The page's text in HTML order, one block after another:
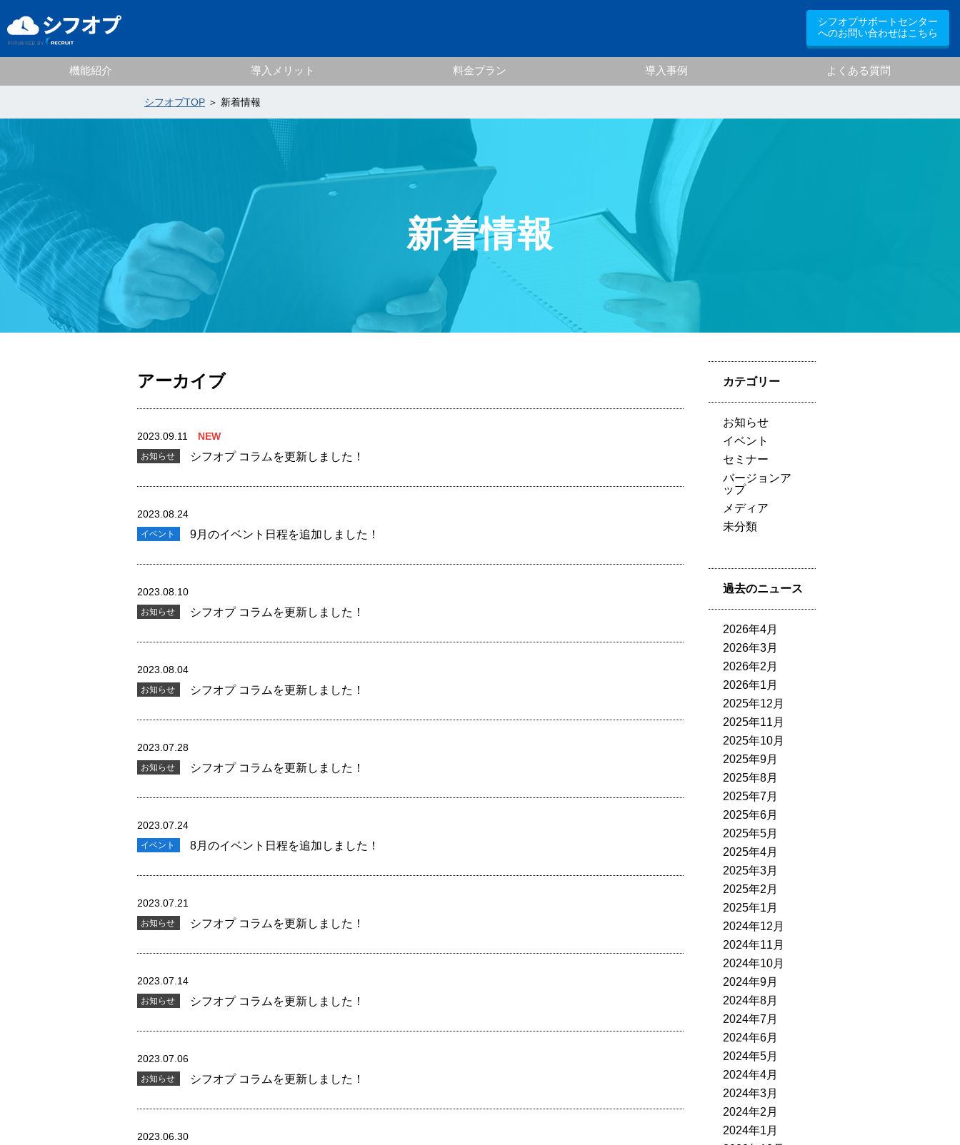
機能紹介 導入メリット 料金プラン 導入事例 よくある質問
シフオプサポートセンター
へのお問い合わせはこちら
シフオプTOP ＞ 新着情報
新着情報
アーカイブ
2023.09.11 NEW
お知らせ シフオプ コラムを更新しました！
2023.08.24
イベント 9月のイベント日程を追加しました！
2023.08.10
お知らせ シフオプ コラムを更新しました！
2023.08.04
お知らせ シフオプ コラムを更新しました！
2023.07.28
お知らせ シフオプ コラムを更新しました！
2023.07.24
イベント 8月のイベント日程を追加しました！
2023.07.21
お知らせ シフオプ コラムを更新しました！
2023.07.14
お知らせ シフオプ コラムを更新しました！
2023.07.06
お知らせ シフオプ コラムを更新しました！
2023.06.30
カテゴリー
お知らせ
イベント
セミナー
バージョンア
ップ
メディア
未分類
過去のニュース
2026年4月
2026年3月
2026年2月
2026年1月
2025年12月
2025年11月
2025年10月
2025年9月
2025年8月
2025年7月
2025年6月
2025年5月
2025年4月
2025年3月
2025年2月
2025年1月
2024年12月
2024年11月
2024年10月
2024年9月
2024年8月
2024年7月
2024年6月
2024年5月
2024年4月
2024年3月
2024年2月
2024年1月